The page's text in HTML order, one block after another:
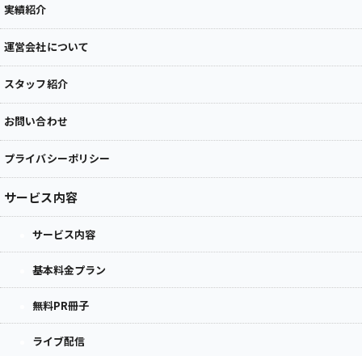
実績紹介
運営会社について
スタッフ紹介
お問い合わせ
プライバシーポリシー
サービス内容
サービス内容
基本料金プラン
無料PR冊子
ライブ配信